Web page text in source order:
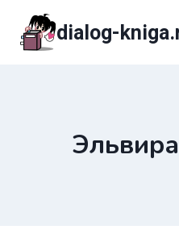
содержимому
dialog-